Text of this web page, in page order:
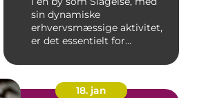
sin dynamiske
erhvervsmæssige aktivitet,
er det essentielt for
18. jan